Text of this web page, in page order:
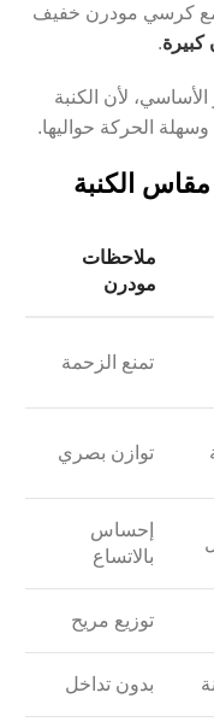
مع كرسي مودرن خفيف
.
الأساسي، لأن الكنبة
الحركة حواليها.
الكنبة
ملاحظات
مودرن
تمنع الزحمة
توازن بصري
إحساس
بالاتساع
توزيع مريح
بدون تداخل